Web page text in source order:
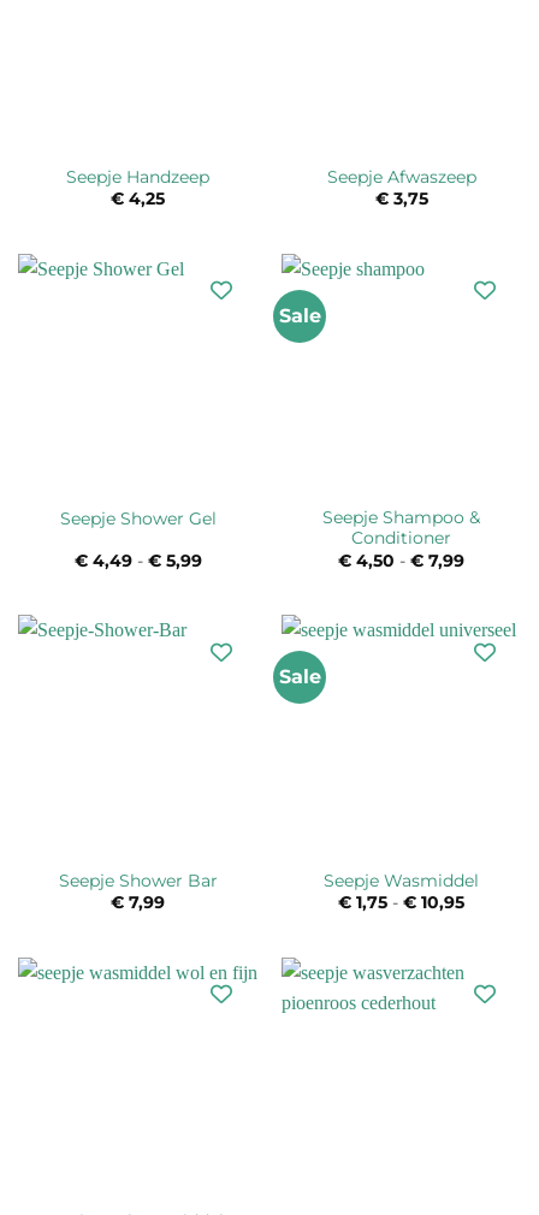
Seepje Handzeep
€ 4,25
Seepje Afwaszeep
€3,75
Seepje Shower Gel
€4,49 - €5,99Prijsklasse:
Sale
Seepje Shampoo &
Conditioner
€ 4,50 - € 7,99
Seepje Shower Bar
€ 7,99
Sale
Seepje Wasmiddel
€ 1,75 - € 10,95